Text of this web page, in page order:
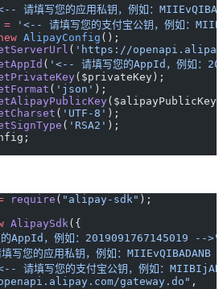
请填写您的应用私钥，例如：
= '<-- 请填写您的支付宝公钥，例如：
AlipayConfig ();
( 'https://
( '<-- 请填写您的AppId，例如：
($privateKey);
( 'json' );
( 'UTF-8' );
( 'RSA2' );
require ( "alipay-sdk" );
AlipaySdk({
AppId，例如：2019091767145019 -->"
写您的应用私钥，例如：
请填写您的支付宝公钥，例如：
gateway.do" ,